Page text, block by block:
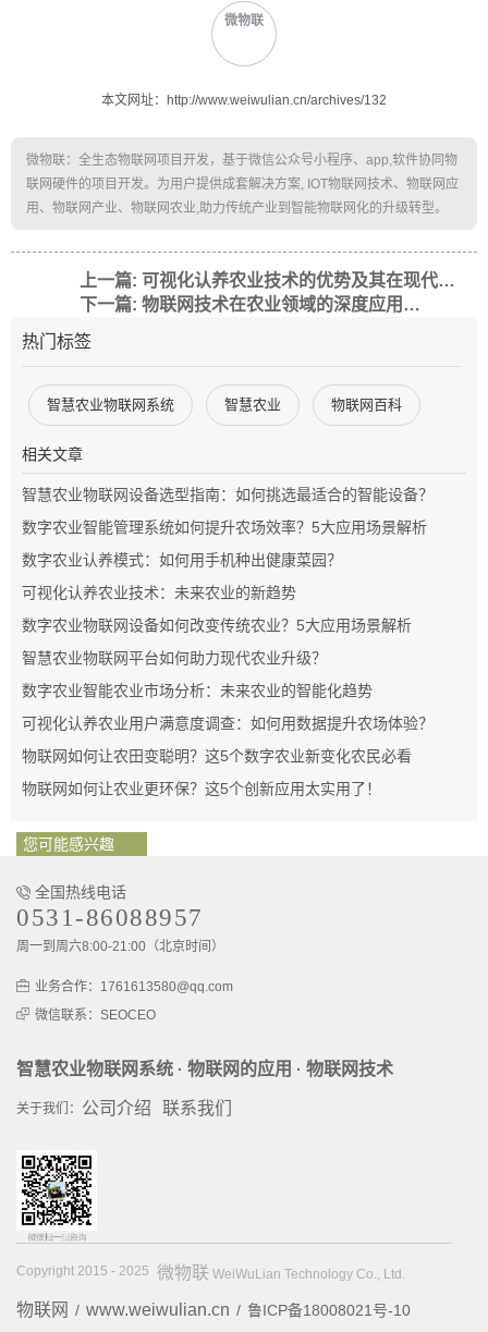
微物联
本文网址：http://www.weiwulian.cn/archives/132
微物联：全生态物联网项目开发，基于微信公众号小程序、app,软件协同物
联网硬件的项目开发。为用户提供成套解决方案, IOT物联网技术、物联网应
用、物联网产业、物联网农业,助力传统产业到智能物联网化的升级转型。
上一篇: 可视化认养农业技术的优势及其在现代农业生产中的应用
下一篇: 物联网技术在农业领域的深度应用与实践
热门标签
智慧农业物联网系统 智慧农业 物联网百科
相关文章
智慧农业物联网设备选型指南：如何挑选最适合的智能设备？
数字农业智能管理系统如何提升农场效率？5大应用场景解析
数字农业认养模式：如何用手机种出健康菜园？
可视化认养农业技术：未来农业的新趋势
数字农业物联网设备如何改变传统农业？5大应用场景解析
智慧农业物联网平台如何助力现代农业升级？
数字农业智能农业市场分析：未来农业的智能化趋势
可视化认养农业用户满意度调查：如何用数据提升农场体验？
物联网如何让农田变聪明？这5个数字农业新变化农民必看
物联网如何让农业更环保？这5个创新应用太实用了！
您可能感兴趣
全国热线电话
0531-86088957
周一到周六8:00-21:00（北京时间）
业务合作：1761613580@qq.com
微信联系：SEOCEO
智慧农业物联网系统 · 物联网的应用 · 物联网技术
关于我们： 公司介绍 联系我们
Copyright 2015 - 2025 微物联 WeiWuLian Technology Co., Ltd.
物联网 / www.weiwulian.cn / 鲁ICP备18008021号-10